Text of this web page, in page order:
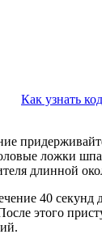
Как узнать
ложки
длинной
40 секунд
этого